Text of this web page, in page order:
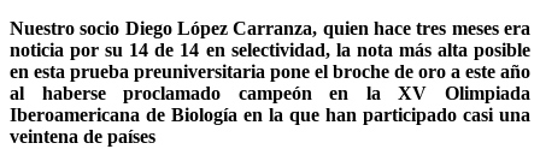
Nuestro socio Diego López Carranza, quien hace tres meses era
noticia por su 14 de 14 en selectividad, la nota más alta posible
en esta prueba preuniversitaria pone el broche de oro a este año
al haberse proclamado campeón en la XV Olimpiada
Iberoamericana de Biología en la que han participado casi una
veintena de países